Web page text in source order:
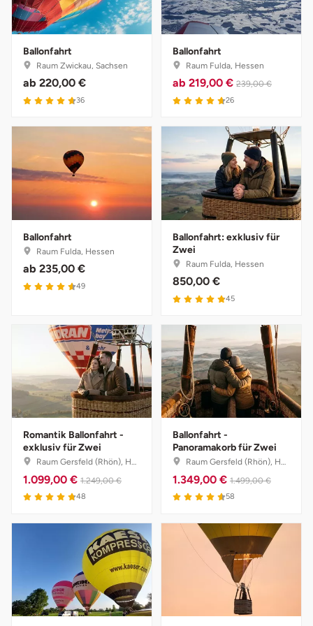
Ballonfahrt
Raum Zwickau, Sachsen
ab 220,00 €
4.7 von 5
36
Ballonfahrt
Raum Fulda, Hessen
ab 219,00 € 239,00 €
4.7 von 5
26
Ballonfahrt
Raum Fulda, Hessen
ab 235,00 €
4.6 von 5
49
Ballonfahrt: exklusiv für
Zwei
Raum Fulda, Hessen
850,00 €
4.9 von 5
45
Romantik Ballonfahrt -
exklusiv für Zwei
Raum Gersfeld (Rhön), Hessen
1.099,00 € 1.249,00 €
4.8 von 5
48
Ballonfahrt -
Panoramakorb für Zwei
Raum Gersfeld (Rhön), Hessen
1.349,00 € 1.499,00 €
4.6 von 5
58
Ostholstein
Ostprignitz-Ruppin
Oy-Mittelberg
Pforzheim
Pirna
Potsdam
Potsdam-Mittelmark
Regensburg
Rendsburg Eckernförde
Rügen